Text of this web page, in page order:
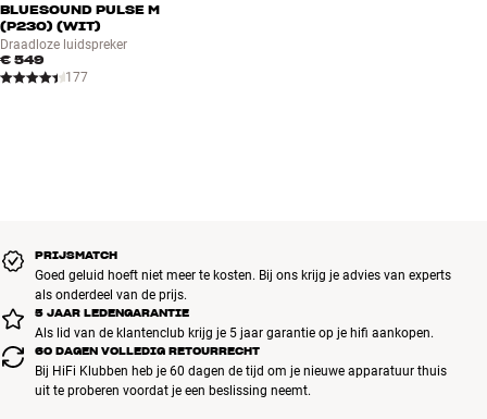
BLUESOUND PULSE M
(P230) (WIT)
Draadloze luidspreker
€ 549
177
PRIJSMATCH
Goed geluid hoeft niet meer te kosten. Bij ons krijg je advies van experts
als onderdeel van de prijs.
5 JAAR LEDENGARANTIE
Als lid van de klantenclub krijg je 5 jaar garantie op je hifi aankopen.
60 DAGEN VOLLEDIG RETOURRECHT
Bij HiFi Klubben heb je 60 dagen de tijd om je nieuwe apparatuur thuis
uit te proberen voordat je een beslissing neemt.